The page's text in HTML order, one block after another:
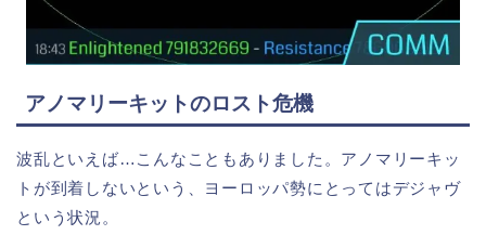
アノマリーキットのロスト危機
波乱といえば…こんなこともありました。アノマリーキッ
トが到着しないという、ヨーロッパ勢にとってはデジャヴ
という状況。